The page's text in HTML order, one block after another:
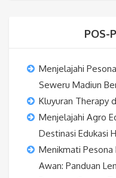
POS-
Menjelajahi
Seweru Madiun
Kluyuran Therapy
Menjelajahi Agro
Destinasi Edukasi
Menikmati
Awan: Panduan